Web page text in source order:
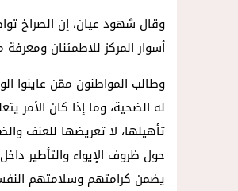
وقال شهود عيان، إن الصراخ
أسوار المركز للاطمئنان
وطالب المواطنون ممّن
له الضحية، وما إذا كان الأمر
تأهيلها، لا تعريضها للعنف
حول ظروف الإيواء والتأطير
يضمن كرامتهم وسلامتهم